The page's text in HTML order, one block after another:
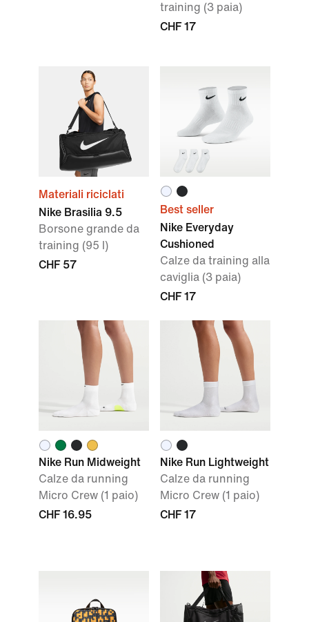
training (3 paia)
CHF 17
Materiali riciclati
Nike Brasilia 9.5
Borsone grande da
training (95 l)
CHF 57
Best seller
Nike Everyday
Cushioned
Calze da training alla
caviglia (3 paia)
CHF 17
Nike Run Midweight
Calze da running
Micro Crew (1 paio)
CHF 16.95
Nike Run Lightweight
Calze da running
Micro Crew (1 paio)
CHF 17